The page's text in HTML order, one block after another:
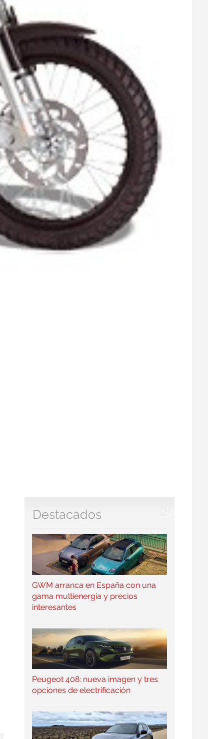
Destacados
GWM arranca en España con una
gama multienergía y precios
interesantes
Peugeot 408: nueva imagen y tres
opciones de electrificación